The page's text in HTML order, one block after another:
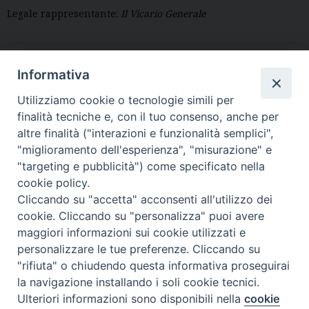
Legale rappresentante: Il Vicario Generale
Diocesi di Volterra
COPYRIGHT 2022 © DIOCESI DI VOLTERRA -Informativa
sulla privacy-Note Legali - Cookies Policy
Preferenze Cookie
Informativa
Utilizziamo cookie o tecnologie simili per
finalità tecniche e, con il tuo consenso, anche per
altre finalità ("interazioni e funzionalità semplici",
"miglioramento dell'esperienza", "misurazione" e
"targeting e pubblicità") come specificato nella
cookie policy.
Cliccando su "accetta" acconsenti all'utilizzo dei
cookie. Cliccando su "personalizza" puoi avere
maggiori informazioni sui cookie utilizzati e
personalizzare le tue preferenze. Cliccando su
"rifiuta" o chiudendo questa informativa proseguirai
la navigazione installando i soli cookie tecnici.
Ulteriori informazioni sono disponibili nellacookie